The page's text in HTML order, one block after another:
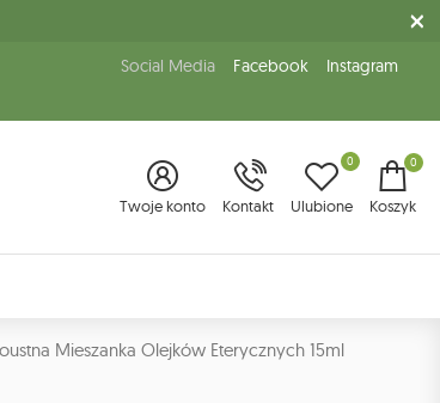
Social Media Facebook Instagram
Twoje konto Kontakt Ulubione
0 0
Koszyk
Mieszanka Olejków Eterycznych 15ml